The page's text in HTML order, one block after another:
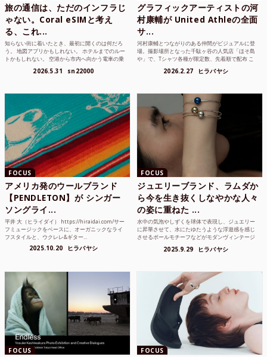
旅の通信は、ただのインフラじ
ゃない。Coral eSIMと考え
る、これ...
知らない街に着いたとき、最初に開くのは何だろ
う。 地図アプリかもしれない。 ホテルまでのルー
トかもしれない。 空港から市内へ向かう電車の乗
2026.5.31 sn22000
グラフィックアーティストの河
村康輔が United Athleの全面
サ...
河村康輔とつながりのある仲間がビジュアルに登
場。撮影場所となった千駄ヶ谷の人気店「ほそ島
や」で、Tシャツ各種が限定数、先着順で配布 こ
2026.2.27 ヒラバヤシ
FOCUS
アメリカ発のウールブランド
【PENDLETON】が シンガー
ソングライ...
平井 大（ヒライダイ） https://hiraidai.com/サー
フミュージックをベースに、オーガニックなライ
フスタイルと、ウクレレ&ギター...
2025.10.20 ヒラバヤシ
FOCUS
ジュエリーブランド、ラムダか
ら今を生き抜くしなやかな人々
の姿に重ねた ...
水中の気泡やしずくを球体で表現し、ジュエリー
に昇華させて、水にたゆたうような浮遊感を感じ
させるボールモチーフなどがモダンヴィンテージ
2025.9.29 ヒラバヤシ
FOCUS FOCUS